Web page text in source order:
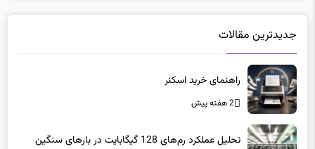
جدیدترین مقالات
راهنمای خرید اسکنر
2 هفته پیش
تحلیل عملکرد رم‌های 128 گیگابایت در بارهای سنگین